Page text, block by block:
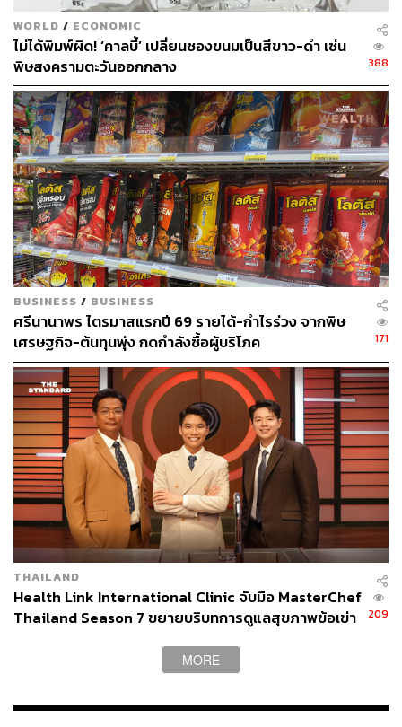
น้ำเชื่อมกลิ่นผลไม้ จาก Hunnah Home Cafe
ของขวัญสายหวานน่ารัก น้ำเชื่อมกลิ่นผลไม้จาก Hunnah
Home Cafe ทำจากผลไม้สดและทำใหม่ทุกออร์เดอร์ ใช้
สำหรับเพิ่มรสชาติให้เครื่องดื่มแก้วโปรด โดยรสซิกเนเจอร์
ของทางร้านมีหลากหลาย แต่ที่กินง่ายที่สุดจะเป็น Classic
Lemon น้ำเชื่อมเลมอนรสหวานเปรี้ยวสดชื่น หอมกลิ่น
เลมอนและใบไทม์สด ชงกับน้ำร้อนก็ผ่อนคลาย ชงกับโซดาก็
สดชื่น ช่วงปีใหม่ทางร้านมีจัดเซ็ตของขวัญเป็นน้ำเชื่อม
เลมอนสองขวดในตะกร้าแสนน่ารักพร้อมการ์ดอวยพรด้วย
Hunnah Home Cafe
ราคาขวดละ 229 บาท เซ็ตของขวัญเซ็ตละ 599 บาท
หาซื้อได้ที่ www.instagram.com/hunnah_homecafe/
WORLD / ECONOMIC
ไม่ได้พิมพ์ผิด! ‘คาลบี้’ เปลี่ยนซองขนมเป็นสีขาว-ดำ เซ่น
พิษสงครามตะวันออกกลาง
388
BUSINESS / BUSINESS
ศรีนานาพร ไตรมาสแรกปี 69 รายได้-กำไรร่วง จากพิษ
เศรษฐกิจ-ต้นทุนพุ่ง กดกำลังซื้อผู้บริโภค
171
THAILAND
Health Link International Clinic จับมือ MasterChef
Thailand Season 7 ขยายบริบทการดูแลสุขภาพข้อเข่า
209
MORE